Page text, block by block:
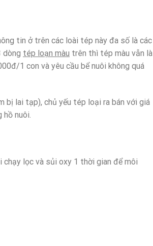
tin ở trên các loài tép này đa số là các
dòng tép loạn màu trên thì tép màu vẫn là
1 con và yêu cầu bể nuôi không quá
lai tạp), chủ yếu tép loại ra bán với giá
nuôi.
chạy lọc và sủi oxy 1 thời gian để môi